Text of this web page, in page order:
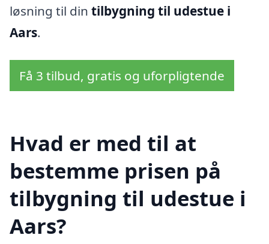
løsning til din tilbygning til udestue i
Aars.
Få 3 tilbud, gratis og uforpligtende
Hvad er med til at
bestemme prisen på
tilbygning til udestue i
Aars?